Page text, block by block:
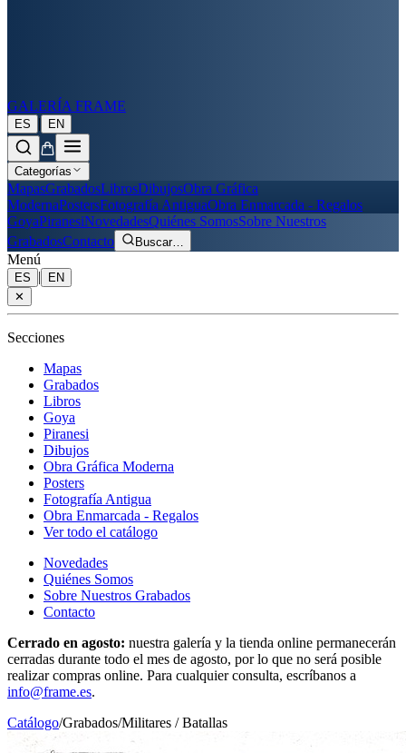
GALERÍA FRAME
ES | EN
Categorías
MapasGrabadosLibrosDibujosObra Gráfica
ModernaPostersFotografía AntiguaObra Enmarcada - Regalos
GoyaPiranesiNovedadesQuiénes SomosSobre Nuestros
GrabadosContacto Buscar…
Menú
ES |
EN
✕
Secciones
Mapas
Grabados
Libros
Goya
Piranesi
Dibujos
Obra Gráfica Moderna
Posters
Fotografía Antigua
Obra Enmarcada - Regalos
Ver todo el catálogo
Novedades
Quiénes Somos
Sobre Nuestros Grabados
Contacto
Cerrado en agosto: nuestra galería y la tienda online permanecerán
cerradas durante todo el mes de agosto, por lo que no será posible
realizar compras online. Para cualquier consulta, escríbanos a
info@frame.es.
Catálogo/Grabados/Militares / Batallas